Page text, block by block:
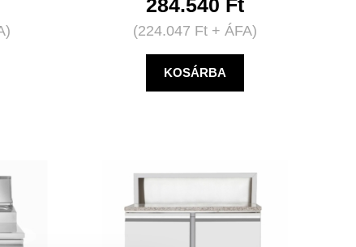
284.540 Ft
(224.047 Ft+ ÁFA)
KOSÁRBA